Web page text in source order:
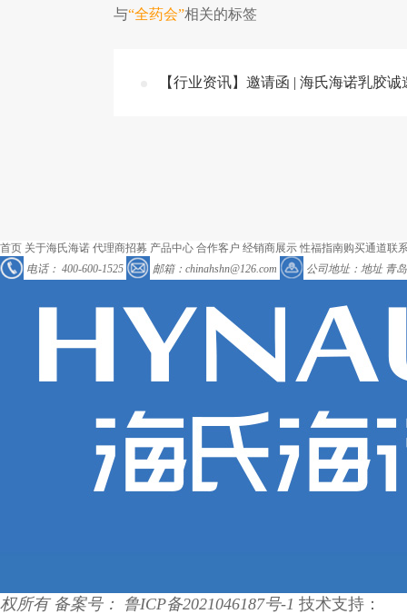
与“全药会”相关的标签
【行业资讯】邀请函 | 海氏海诺乳胶
首页 关于海氏海诺 代理商招募 产品中心 合作客户 经销商展示 性福指南购买通道联
电话： 400-600-1525 邮箱：chinahshn@126.com 公司地址：地址 青
权所有 备案号： 鲁ICP备2021046187号-1 技术支持：